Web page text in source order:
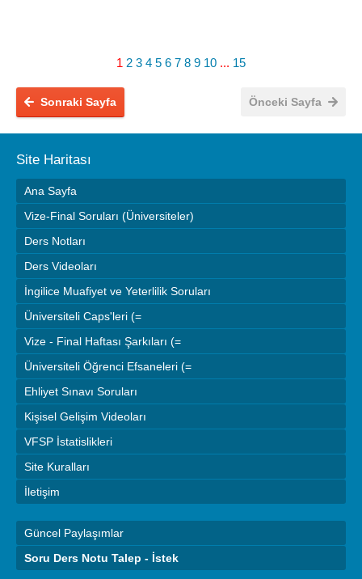
1 2 3 4 5 6 7 8 9 10 ... 15
Önceki Sayfa
Sonraki Sayfa
Site Haritası
Ana Sayfa
Vize-Final Soruları (Üniversiteler)
Ders Notları
Ders Videoları
İngilice Muafiyet ve Yeterlilik Soruları
Üniversiteli Caps'leri (=
Vize - Final Haftası Şarkıları (=
Üniversiteli Öğrenci Efsaneleri (=
Ehliyet Sınavı Soruları
Kişisel Gelişim Videoları
VFSP İstatislikleri
Site Kuralları
İletişim
Güncel Paylaşımlar
Soru Ders Notu Talep - İstek